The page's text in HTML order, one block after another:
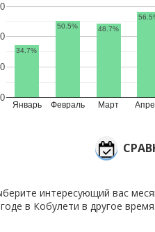
Январь Февраль Март
0
34.7%
50.5% 48.7%
интересующий вас
в Кобулети в другое время.